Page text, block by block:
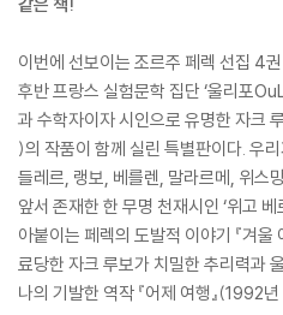
이번에 선보이는 조르주 페렉 선집 4권
후반 프랑스 실험문학 집단 ‘울리포
과 수학자이자 시인으로 유명한 자
)의 작품이 함께 실린 특별판이다. 우
들레르, 랭보, 베를렌, 말라르메, 위
앞서 존재한 한 무명 천재시인 ‘위고
아붙이는 페렉의 도발적 이야기 『겨
료당한 자크 루보가 치밀한 추리력과
나의 기발한 역작 『어제 여행』(1992